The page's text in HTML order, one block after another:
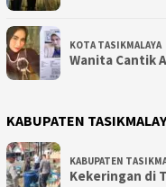
KOTA TASIKMALAYA
Wanita Cantik
KABUPATEN
KABUPATEN
Kekeringan di